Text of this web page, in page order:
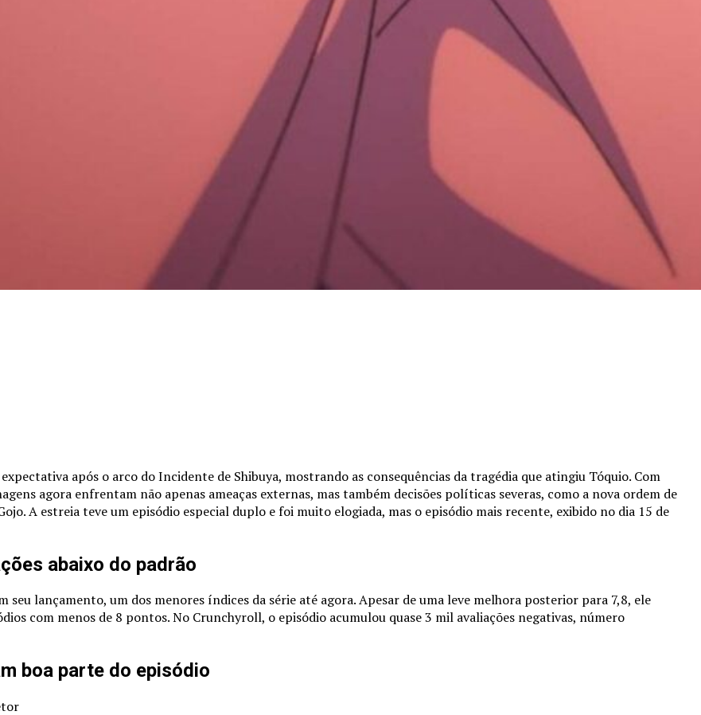
após o arco do Incidente de Shibuya, mostrando as consequências da tragédia que atingiu Tóquio. Com
agora enfrentam não apenas ameaças externas, mas também decisões políticas severas, como a nova ordem de
A estreia teve um episódio especial duplo e foi muito elogiada, mas o episódio mais recente, exibido no dia 15 de
abaixo do padrão
seu lançamento, um dos menores índices da série até agora. Apesar de uma leve melhora posterior para 7,8, ele
com menos de 8 pontos. No Crunchyroll, o episódio acumulou quase 3 mil avaliações negativas, número
boa parte do episódio